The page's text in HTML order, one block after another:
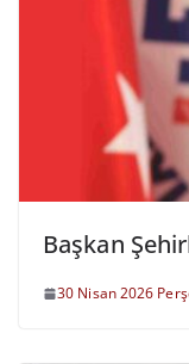
Başkan
30 Nisan 2026